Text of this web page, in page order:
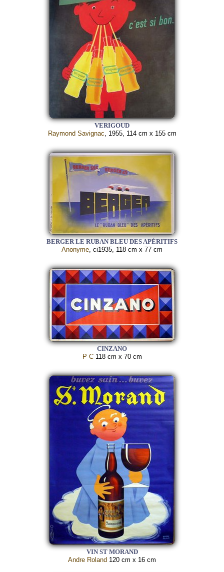
VERIGOUD
Raymond Savignac, 1955, 114 cm x 155 cm
BERGER LE RUBAN BLEU DES APÉRITIFS
Anonyme , ci1935, 118 cm x 77 cm
CINZANO
P C118 cm x 70 cm
VIN ST MORAND
Andre Roland 120 cm x 16 cm